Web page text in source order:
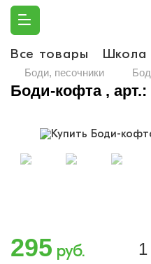
Все товары Школа
Боди, песочники
Боди-кофта , арт.:
295 руб.